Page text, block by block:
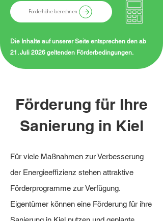
Förderhöhe berechnen
Die Inhalte auf unserer Seite entsprechen den ab
21. Juli 2026 geltenden Förderbedingungen.
Förderung für Ihre
Sanierung in Kiel
Für viele Maßnahmen zur Verbesserung
der Energieeffizienz stehen attraktive
Förderprogramme zur Verfügung.
Eigentümer können eine Förderung für ihre